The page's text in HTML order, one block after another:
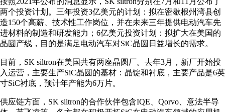
两个投资计划。三年投资3亿美元的计划：拟在密歇根州湾县创
造150个高薪、技术性工作岗位，并在未来三年提供电动汽车先
进材料的制造和研发能力；6亿美元投资计划：拟扩大在美国的
晶圆产线，目的是满足电动汽车对SiC晶圆日益增长的需求。
目前，SK siltron在美国共有两座晶圆厂。去年3月，新厂开始投
入运营，主要生产SiC晶圆的基材：晶锭和衬底，主要产品是6英
寸SiC衬底，预计年产能为6万片。
供应链方面，SK siltron的合作伙伴包含IQE、Qorvo、意法半导